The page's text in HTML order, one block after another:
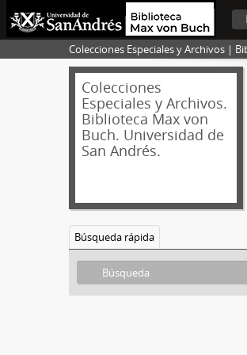
Colecciones Especiales y Archivos |
Colecciones
Especiales y Archivos.
Biblioteca Max von
Buch. Universidad de
San Andrés.
Búsqueda rápida